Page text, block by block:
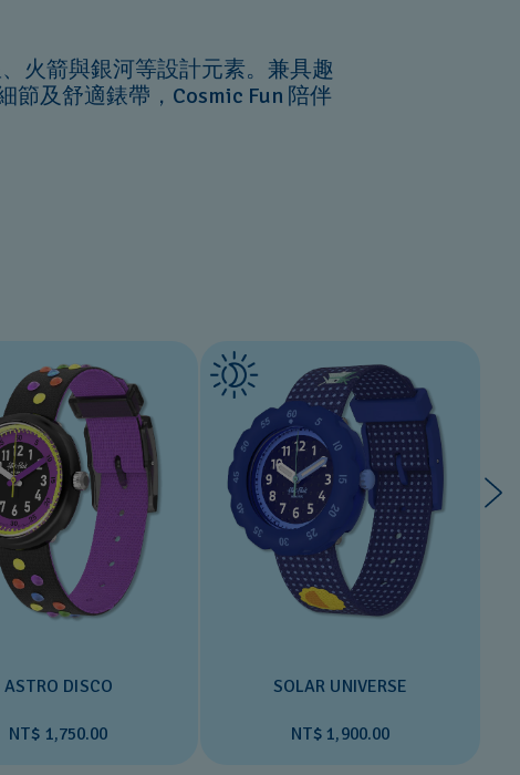
火箭與銀河等設計元素。兼具趣
及舒適錶帶，Cosmic Fun 陪伴
ASTRO DISCO
NT$ 1,750.00
SOLAR UNIVERSE
NT$ 1,900.00